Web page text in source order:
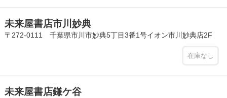
未来屋書店市川妙典
〒272-0111 千葉県市川市妙典5丁目3番1号イオン市川妙典店2F
在庫なし
未来屋書店鎌ケ谷